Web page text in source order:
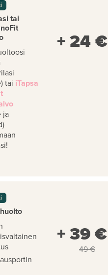
tai
tai iTapsa
ja
+ 24 €
+ 39 €
49 €